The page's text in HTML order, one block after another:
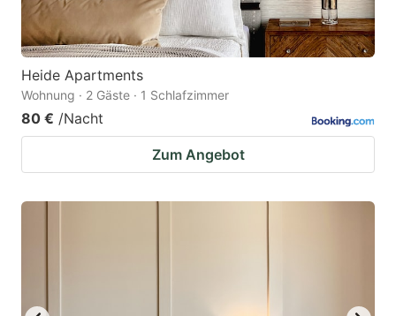
Heide Apartments
Wohnung · 2 Gäste · 1 Schlafzimmer
80 € /Nacht
Zum Angebot